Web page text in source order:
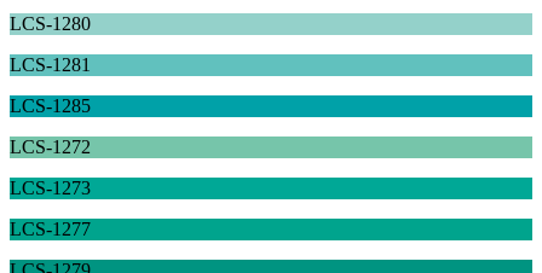
LCS-1280
LCS-1281
LCS-1285
LCS-1272
LCS-1273
LCS-1277